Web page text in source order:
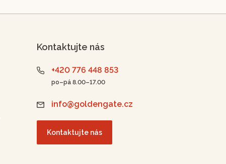
Kontaktujte nás
+420 776 448 853
po–pá 8.00–17.00
info@goldengate.cz
Kontaktujte nás